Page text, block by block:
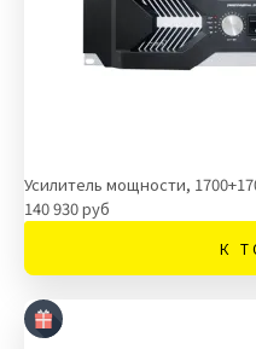
Усилитель мощности,
140 930 руб
К